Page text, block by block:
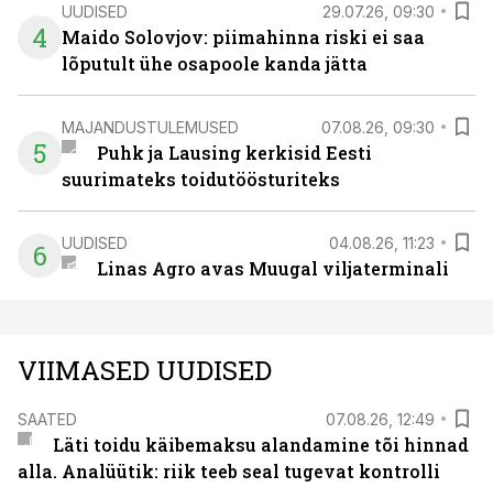
4
UUDISED 29.07.26, 09:30
Maido Solovjov: piimahinna riski ei saa
lõputult ühe osapoole kanda jätta
5
MAJANDUSTULEMUSED 07.08.26, 09:30
Puhk ja Lausing kerkisid Eesti
suurimateks toidutöösturiteks
6 UUDISED 04.08.26, 11:23
Linas Agro avas Muugal viljaterminali
VIIMASED UUDISED
SAATED 07.08.26, 12:49
Läti toidu käibemaksu alandamine tõi hinnad
alla. Analüütik: riik teeb seal tugevat kontrolli